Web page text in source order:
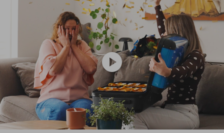
play_circle